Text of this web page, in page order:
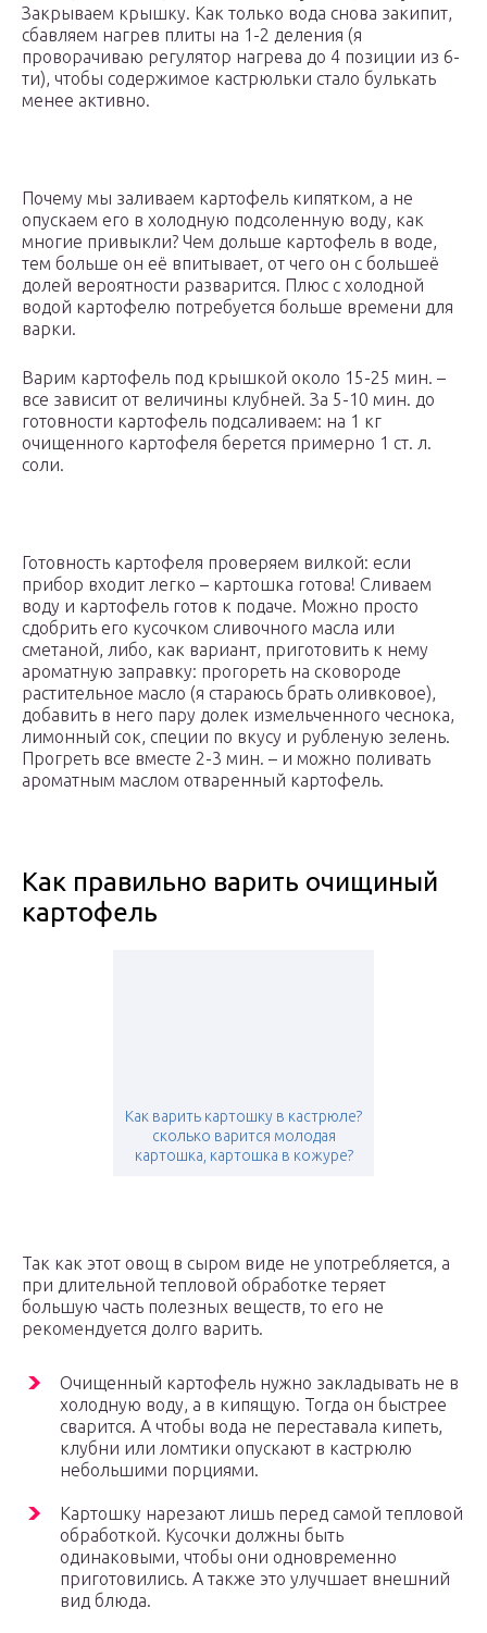
Закрываем крышку. Как только вода снова закипит,
сбавляем нагрев плиты на 1-2 деления (я
проворачиваю регулятор нагрева до 4 позиции из 6-
ти), чтобы содержимое кастрюльки стало булькать
менее активно.
Почему мы заливаем картофель кипятком, а не
опускаем его в холодную подсоленную воду, как
многие привыкли? Чем дольше картофель в воде,
тем больше он её впитывает, от чего он с большеё
долей вероятности разварится. Плюс с холодной
водой картофелю потребуется больше времени для
варки.
Варим картофель под крышкой около 15-25 мин. –
все зависит от величины клубней. За 5-10 мин. до
готовности картофель подсаливаем: на 1 кг
очищенного картофеля берется примерно 1 ст. л.
соли.
Готовность картофеля проверяем вилкой: если
прибор входит легко – картошка готова! Сливаем
воду и картофель готов к подаче. Можно просто
сдобрить его кусочком сливочного масла или
сметаной, либо, как вариант, приготовить к нему
ароматную заправку: прогореть на сковороде
растительное масло (я стараюсь брать оливковое),
добавить в него пару долек измельченного чеснока,
лимонный сок, специи по вкусу и рубленую зелень.
Прогреть все вместе 2-3 мин. – и можно поливать
ароматным маслом отваренный картофель.
Как правильно варить очищиный
картофель
Как варить картошку в кастрюле?
сколько варится молодая
картошка, картошка в кожуре?
Так как этот овощ в сыром виде не употребляется, а
при длительной тепловой обработке теряет
большую часть полезных веществ, то его не
рекомендуется долго варить.
Очищенный картофель нужно закладывать не в
холодную воду, а в кипящую. Тогда он быстрее
сварится. А чтобы вода не переставала кипеть,
клубни или ломтики опускают в кастрюлю
небольшими порциями.
Картошку нарезают лишь перед самой тепловой
обработкой. Кусочки должны быть
одинаковыми, чтобы они одновременно
приготовились. А также это улучшает внешний
вид блюда.